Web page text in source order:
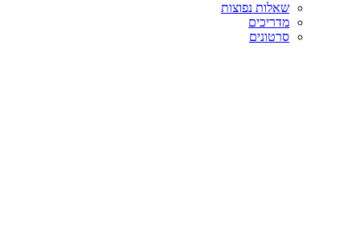
שאלות נפוצות
מדריכים
סרטונים